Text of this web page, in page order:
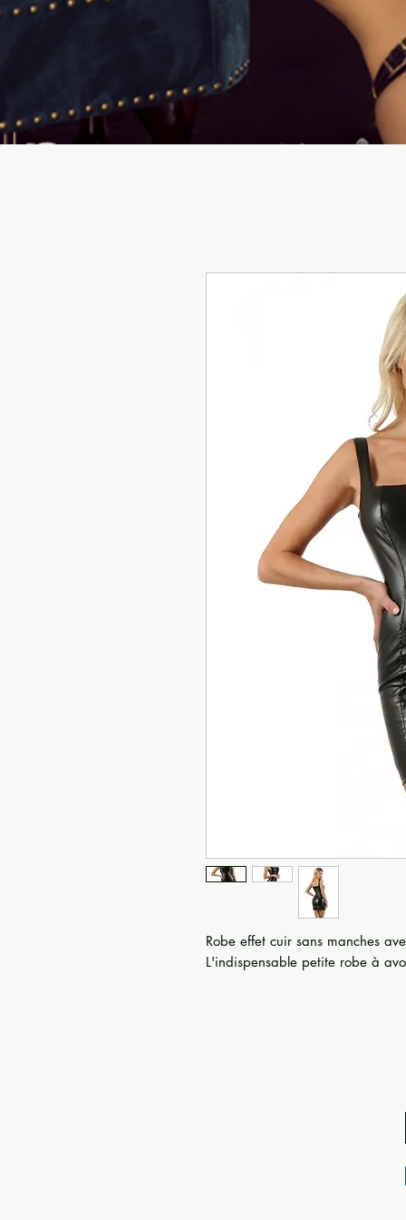
Robe effet cuir sans manches
L'indispensable petite robe à